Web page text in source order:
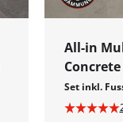
All-in
Set inkl.